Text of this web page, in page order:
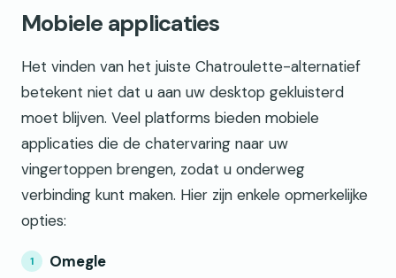
Mobiele applicaties
Het vinden van het juiste Chatroulette-alternatief
betekent niet dat u aan uw desktop gekluisterd
moet blijven. Veel platforms bieden mobiele
applicaties die de chatervaring naar uw
vingertoppen brengen, zodat u onderweg
verbinding kunt maken. Hier zijn enkele opmerkelijke
opties:
Omegle